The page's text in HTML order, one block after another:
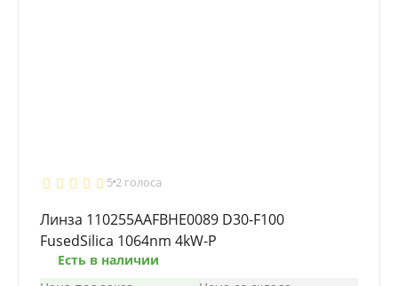
52 голоса
Линза 110255AAFBHE0089 D30-F100
FusedSilica 1064nm 4kW-P
Есть в наличии